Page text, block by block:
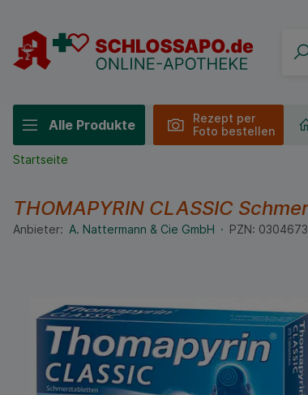
Alle Produkte
Rezept per
Foto bestellen
Startseite
THOMAPYRIN CLASSIC
Anbieter: A. Nattermann & Cie GmbH PZN: